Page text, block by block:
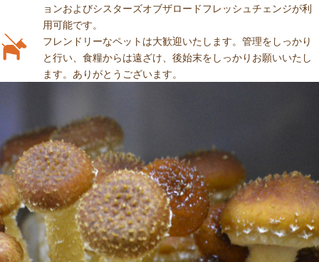
ョンおよびシスターズオブザロードフレッシュチェンジが利
用可能です。
フレンドリーなペットは大歓迎いたします。管理をしっかり
と行い、食糧からは遠ざけ、後始末をしっかりお願いいたし
ます。ありがとうございます。